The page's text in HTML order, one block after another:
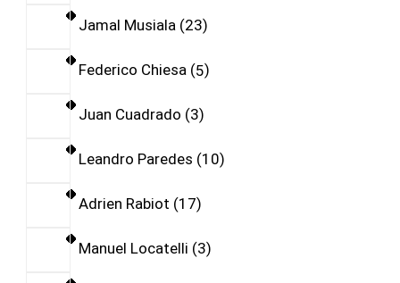
Jamal Musiala 23
Federico Chiesa 5
Juan Cuadrado 3
Leandro Paredes 10
Adrien Rabiot 17
Manuel Locatelli 3